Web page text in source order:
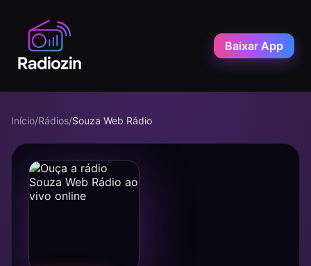
Baixar App
Início/Rádios/Souza Web Rádio